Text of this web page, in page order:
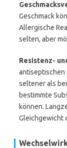
Geschmack
Allergische
selten, aber
Resistenz-
antiseptischen
seltener als
bestimmte
können.
Gleichgewicht